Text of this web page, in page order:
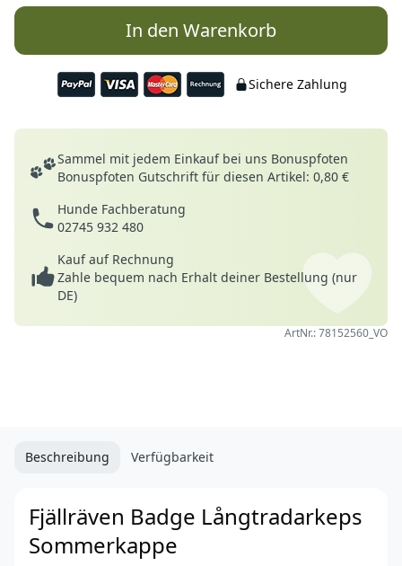
In den Warenkorb
Sichere Zahlung
Deine Vorteile
Sammel mit jedem Einkauf bei uns Bonuspfoten
Bonuspfoten Gutschrift für diesen Artikel: 0,80 €
Hunde Fachberatung
02745 932 480
Kauf auf Rechnung
Zahle bequem nach Erhalt deiner Bestellung (nur
DE)
ArtNr.: 78152560_VO
Beschreibung Verfügbarkeit
Fjällräven Badge Långtradarkeps
Sommerkappe